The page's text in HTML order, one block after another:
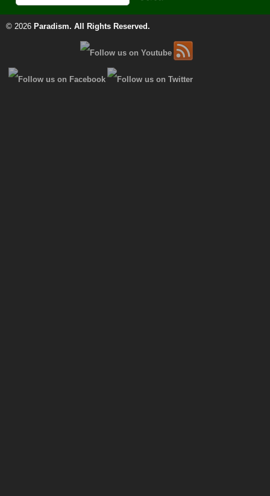
© 2026 Paradism. All Rights Reserved.